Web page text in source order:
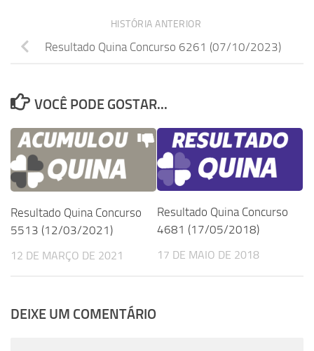
HISTÓRIA ANTERIOR
Resultado Quina Concurso 6261 (07/10/2023)
VOCÊ PODE GOSTAR...
Resultado Quina Concurso
5513 (12/03/2021)
12 DE MARÇO DE 2021
Resultado Quina Concurso
4681 (17/05/2018)
17 DE MAIO DE 2018
DEIXE UM COMENTÁRIO